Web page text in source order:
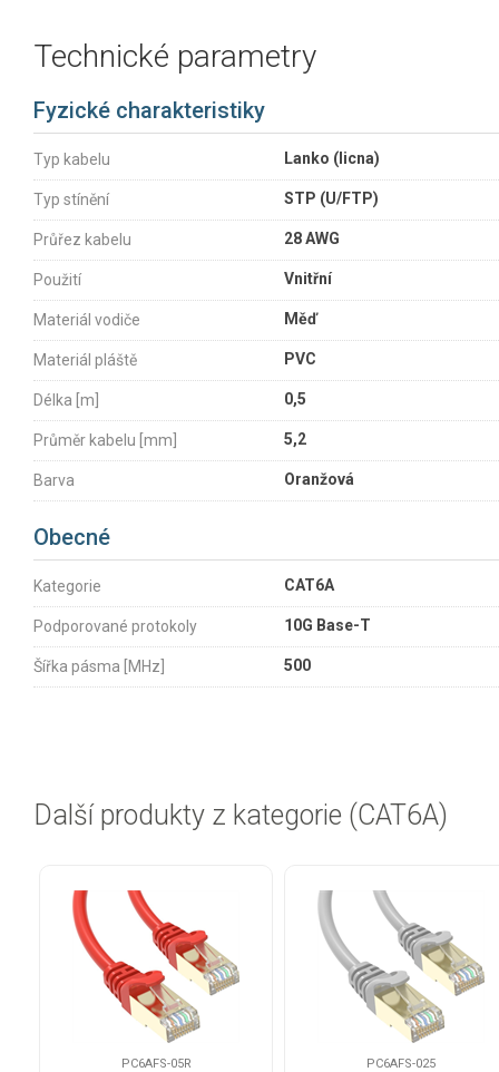
Technické parametry
Fyzické charakteristiky
Typ kabelu Lanko (licna)
Typ stínění STP (U/FTP)
Průřez kabelu 28 AWG
Použití Vnitřní
Materiál vodiče Měď
Materiál pláště PVC
Délka [m] 0,5
Průměr kabelu [mm] 5,2
Barva Oranžová
Obecné
Kategorie CAT6A
Podporované protokoly 10G Base-T
Šířka pásma [MHz] 500
Další produkty z kategorie (CAT6A)
PC6AFS-05R PC6AFS-025